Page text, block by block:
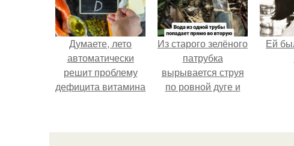
Думаете, лето
автоматически
решит проблему
дефицита витамина
Из старого зелёного
патрубка
вырывается струя
по ровной дуге и
трубы.
Ей